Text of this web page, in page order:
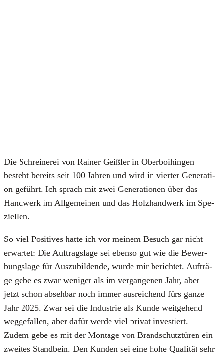
Die Schrei­ne­rei von Rai­ner Geiß­ler in Ober­boi­hin­gen
besteht bereits seit 100 Jah­ren und wird in vier­ter Gene­ra­ti­
on geführt. Ich sprach mit zwei Gene­ra­tio­nen über das
Hand­werk im All­ge­mei­nen und das Holz­hand­werk im Spe­
zi­el­len.
So viel Posi­ti­ves hat­te ich vor mei­nem Besuch gar nicht
erwar­tet: Die Auf­trags­la­ge sei eben­so gut wie die Bewer­
bungs­la­ge für Aus­zu­bil­den­de, wur­de mir berich­tet. Auf­trä­
ge gebe es zwar weni­ger als im ver­gan­ge­nen Jahr, aber
jetzt schon abseh­bar noch immer aus­rei­chend fürs gan­ze
Jahr 2025. Zwar sei die Indus­trie als Kun­de weit­ge­hend
weg­ge­fal­len, aber dafür wer­de viel pri­vat inves­tiert.
Zudem gebe es mit der Mon­ta­ge von Brand­schutz­tü­ren ein
zwei­tes Stand­bein. Den Kun­den sei eine hohe Qua­li­tät sehr